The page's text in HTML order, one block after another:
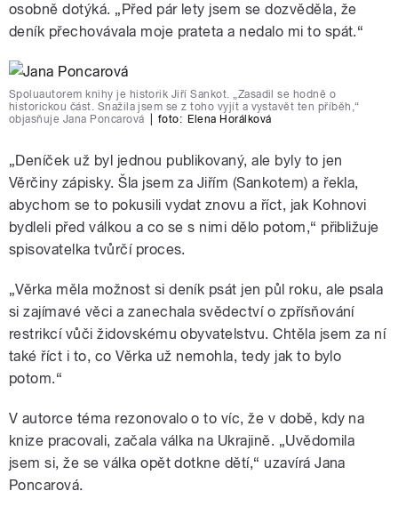
osobně dotýká. „Před pár lety jsem se dozvěděla, že
deník přechovávala moje prateta a nedalo mi to spát.“
Spoluautorem knihy je historik Jiří Sankot. „Zasadil se hodně o
historickou část. Snažila jsem se z toho vyjít a vystavět ten příběh,“
objasňuje Jana Poncarová
foto: Elena Horálková
„Deníček už byl jednou publikovaný, ale byly to jen
Věrčiny zápisky. Šla jsem za Jiřím (Sankotem) a řekla,
abychom se to pokusili vydat znovu a říct, jak Kohnovi
bydleli před válkou a co se s nimi dělo potom,“ přibližuje
spisovatelka tvůrčí proces.
„Věrka měla možnost si deník psát jen půl roku, ale psala
si zajímavé věci a zanechala svědectví o zpřísňování
restrikcí vůči židovskému obyvatelstvu. Chtěla jsem za ní
také říct i to, co Věrka už nemohla, tedy jak to bylo
potom.“
V autorce téma rezonovalo o to víc, že v době, kdy na
knize pracovali, začala válka na Ukrajině. „Uvědomila
jsem si, že se válka opět dotkne dětí,“ uzavírá Jana
Poncarová.